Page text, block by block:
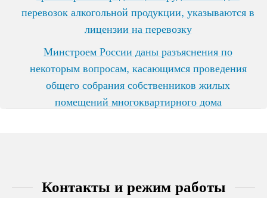
перевозок алкогольной продукции, указываются в
лицензии на перевозку
Минстроем России даны разъяснения по
некоторым вопросам, касающимся проведения
общего собрания собственников жилых
помещений многоквартирного дома
Контакты и режим работы